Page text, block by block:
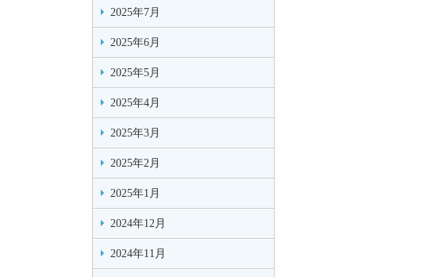
2025年7月
2025年6月
2025年5月
2025年4月
2025年3月
2025年2月
2025年1月
2024年12月
2024年11月